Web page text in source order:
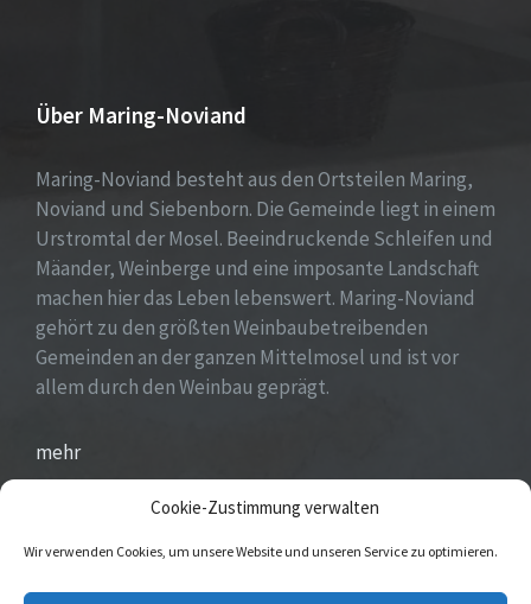
Cookie-Zustimmung verwalten
Wir verwenden Cookies, um unsere Website und unseren Service zu optimieren.
Über Maring-Noviand
Maring-Noviand besteht aus den Ortsteilen Maring,
Noviand und Siebenborn. Die Gemeinde liegt in einem
Urstromtal der Mosel. Beeindruckende Schleifen und
Mäander, Weinberge und eine imposante Landschaft
machen hier das Leben lebenswert. Maring-Noviand
gehört zu den größten Weinbaubetreibenden
Gemeinden an der ganzen Mittelmosel und ist vor
allem durch den Weinbau geprägt.
mehr